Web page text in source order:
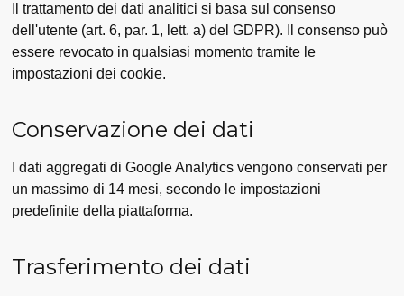
Il trattamento dei dati analitici si basa sul consenso
dell'utente (art. 6, par. 1, lett. a) del GDPR). Il consenso può
essere revocato in qualsiasi momento tramite le
impostazioni dei cookie.
Conservazione dei dati
I dati aggregati di Google Analytics vengono conservati per
un massimo di 14 mesi, secondo le impostazioni
predefinite della piattaforma.
Trasferimento dei dati